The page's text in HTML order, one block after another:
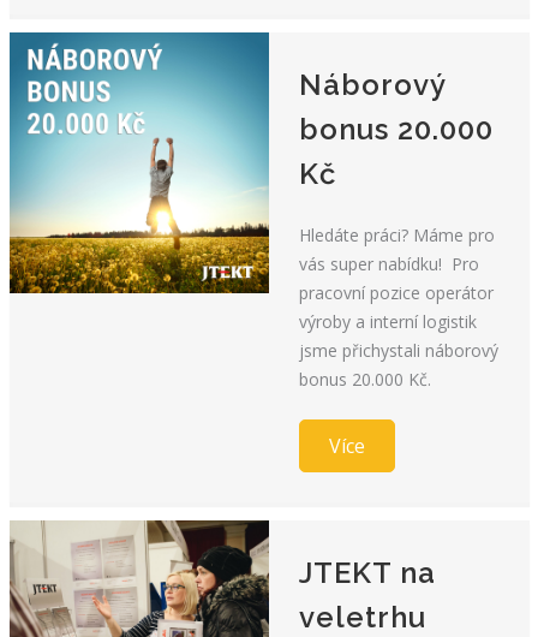
Náborový
bonus 20.000
Kč
Hledáte práci? Máme pro
vás super nabídku! Pro
pracovní pozice operátor
výroby a interní logistik
jsme přichystali náborový
bonus 20.000 Kč.
Více
JTEKT na
veletrhu